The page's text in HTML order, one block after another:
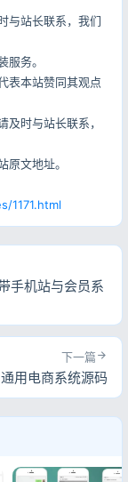
与站长联系，我们
务。
表本站赞同其观点
时与站长联系，
文地址。
1171.html
手机站与会员系
下一篇
用电商系统源码